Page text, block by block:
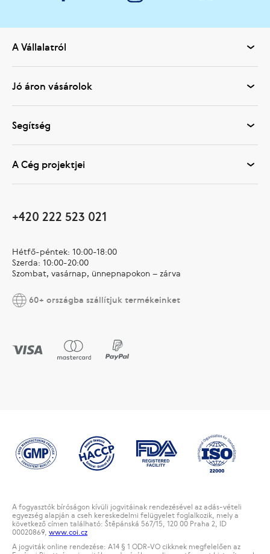
A Vállalatról
Jó áron vásárolok
Segítség
A Cég projektjei
+420 222 523 021
Hétfő-péntek: 10:00-18:00
Szerda: 10:00-20:00
Szombat, vasárnap, ünnepnapokon – zárva
60+ országba szállítjuk termékeinket
A fogyasztók bíróságon kívüli jogvitáinak rendezésével az adás-vételi
egyezség alapján a cseh kereskedelmi felügyelet foglalkozik, mely a
következő címen található: Štěpánská 567/15, 120 00 Praha 2, ID
00020869, www.coi.cz
A jogviták online rendezése: A14 § 1 ODR-VO cikknek megfelelően az